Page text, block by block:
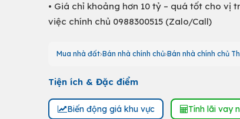
• Giá chỉ khoảng hơn 10 tỷ – quá tốt cho vị
việc chính chủ 0988300515 (Zalo/Call)
Mua nhà đất Bán nhà chính chủ Bán nhà chính chủ
Tiện ích & Đặc điểm
Biến động giá khu vực Tính lãi vay